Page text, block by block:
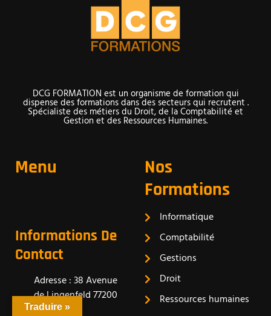
DCG FORMATION est un organisme de formation qui
dispense des formations dans des secteurs qui recrutent .
Spécialiste des métiers du Droit, de la Comptabilité et
Gestion et des Ressources Humaines.
Menu
Informations De
Contact
Adresse : 38 Avenue
de Lingenfeld 77200
Torcy
Nos
Formations
Informatique
Comptabilité
Gestions
Droit
Ressources humaines
Traduire »